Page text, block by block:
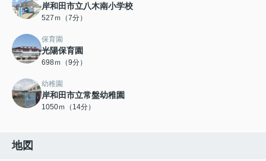
岸和田市立八木南小学校
527ｍ（7分）
保育園
光陽保育園
698ｍ（9分）
幼稚園
岸和田市立常盤幼稚園
1050ｍ（14分）
地図